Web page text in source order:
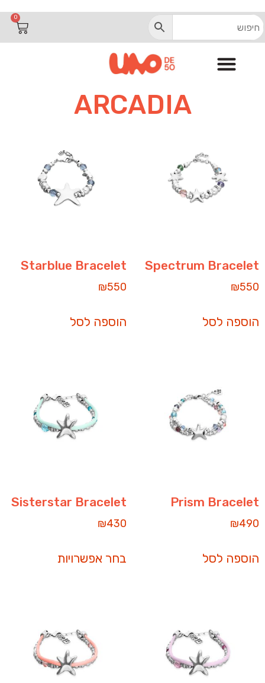
מרקט
קונספט
תכשיטים
0
ARCADIA
Spectrum Bracelet
₪550
הוספה לסל
Starblue Bracelet
₪550
הוספה לסל
Prism Bracelet
₪490
הוספה לסל
Sisterstar Bracelet
₪430
בחר אפשרויות